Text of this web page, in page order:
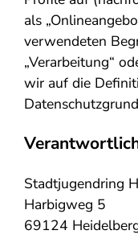
als
verwendeten
„Verarbeitung“
wir auf die
Stadtjugendring
Harbigweg 5
69124